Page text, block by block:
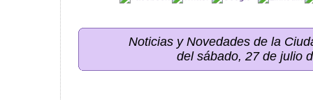
Noticias y Novedades de la
del sábado, 27 de julio